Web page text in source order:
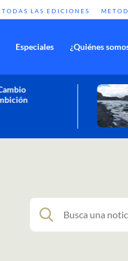
TODAS LAS EDICIONES
Especiales ¿Quiénes
Cambio
como
Nov 30,